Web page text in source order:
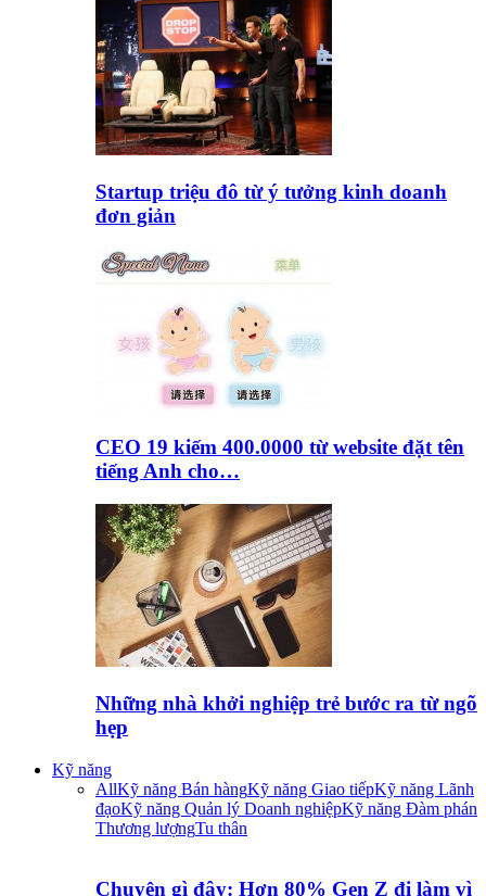
Startup triệu đô từ ý tưởng kinh doanh
đơn giản
CEO 19 kiếm 400.0000 từ website đặt tên
tiếng Anh cho…
Những nhà khởi nghiệp trẻ bước ra từ ngõ
hẹp
Kỹ năng
AllKỹ năng Bán hàngKỹ năng Giao tiếpKỹ năng Lãnh
đạoKỹ năng Quản lý Doanh nghiệpKỹ năng Đàm phán
Thương lượngTu thân
Chuyện gì đây: Hơn 80% Gen Z đi làm vì